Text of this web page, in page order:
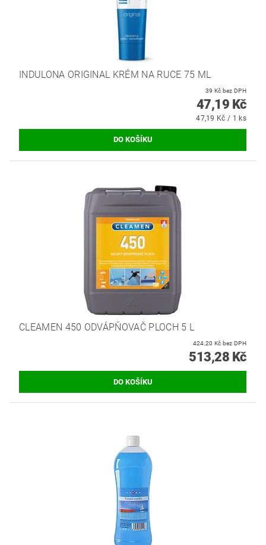
INDULONA ORIGINAL KRÉM NA RUCE 75 ML
39 Kč bez DPH
47,19 Kč
47,19 Kč / 1 ks
CLEAMEN 450 ODVÁPŇOVAČ PLOCH 5 L
424,20 Kč bez DPH
513,28 Kč